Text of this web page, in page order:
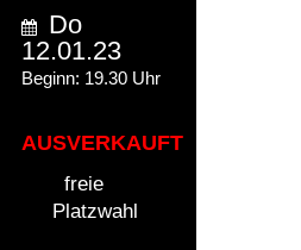
Do
12.01.23
Beginn: 19.30 Uhr
AUSVERKAUFT
freie
Platzwahl